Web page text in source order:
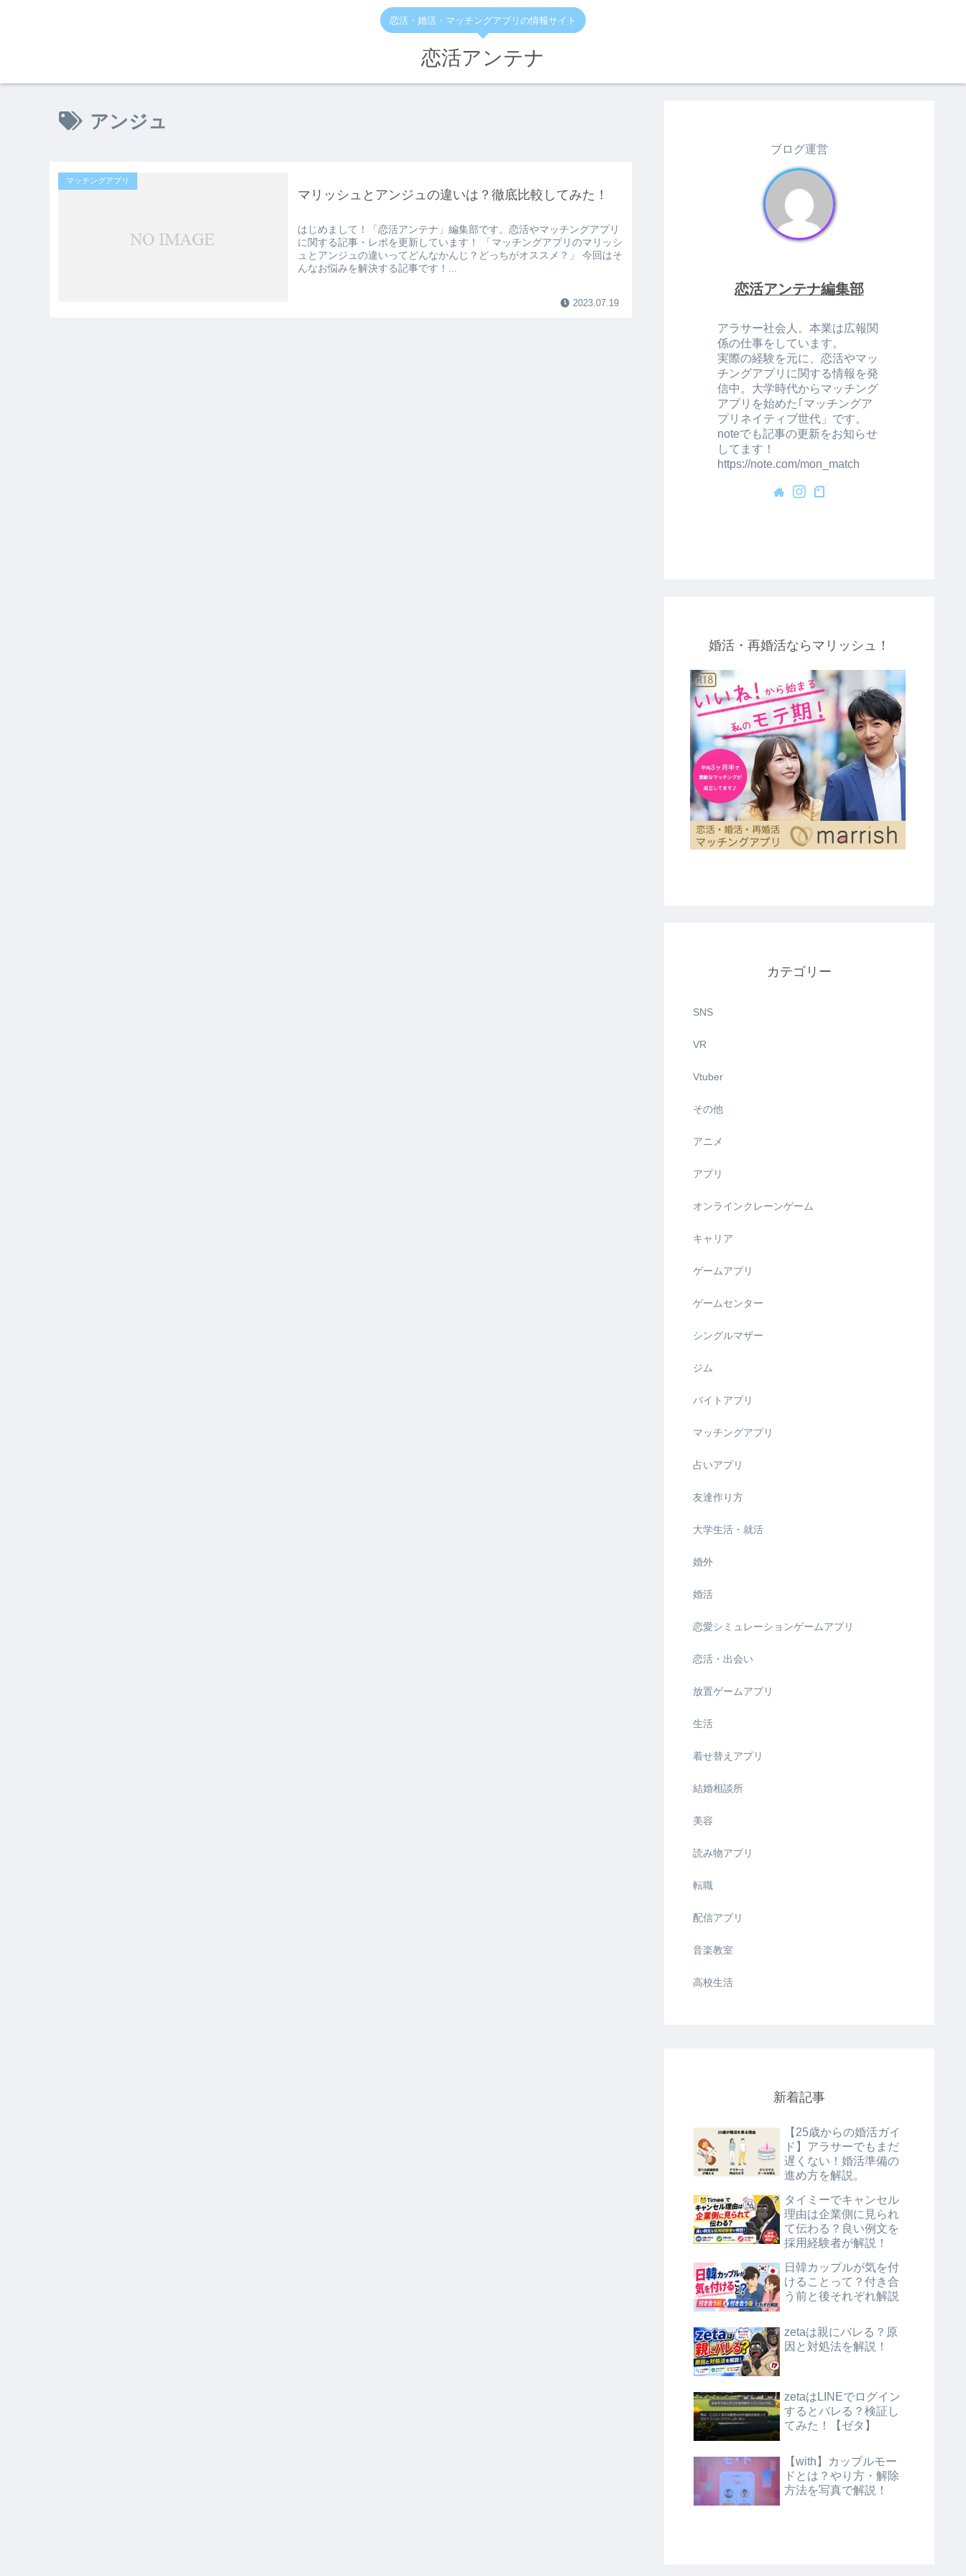
恋活・婚活・マッチングアプリの情報サイト
恋活アンテナ
アンジュ
マッチングアプリ
マリッシュとアンジュの違いは？徹底比較してみた！
はじめまして！「恋活アンテナ」編集部です。恋活やマッチングアプリ
に関する記事・レポを更新しています！ 「マッチングアプリのマリッシ
ュとアンジュの違いってどんなかんじ？どっちがオススメ？」 今回はそ
んなお悩みを解決する記事です！...
2023.07.19
ブログ運営
恋活アンテナ編集部
アラサー社会人。本業は広報関
係の仕事をしています。
実際の経験を元に、恋活やマッ
チングアプリに関する情報を発
信中。大学時代からマッチング
アプリを始めた｢マッチングア
プリネイティブ世代」です。
noteでも記事の更新をお知らせ
してます！
https://note.com/mon_match
婚活・再婚活ならマリッシュ！
カテゴリー
SNS
VR
Vtuber
その他
アニメ
アプリ
オンラインクレーンゲーム
キャリア
ゲームアプリ
ゲームセンター
シングルマザー
ジム
バイトアプリ
マッチングアプリ
占いアプリ
友達作り方
大学生活・就活
婚外
婚活
恋愛シミュレーションゲームアプリ
恋活・出会い
放置ゲームアプリ
生活
着せ替えアプリ
結婚相談所
美容
読み物アプリ
転職
配信アプリ
音楽教室
高校生活
新着記事
【25歳からの婚活ガイ
ド】アラサーでもまだ
遅くない！婚活準備の
進め方を解説。
タイミーでキャンセル
理由は企業側に見られ
て伝わる？良い例文を
採用経験者が解説！
日韓カップルが気を付
けることって？付き合
う前と後それぞれ解説
zetaは親にバレる？原
因と対処法を解説！
zetaはLINEでログイン
するとバレる？検証し
てみた！【ゼタ】
【with】カップルモー
ドとは？やり方・解除
方法を写真で解説！